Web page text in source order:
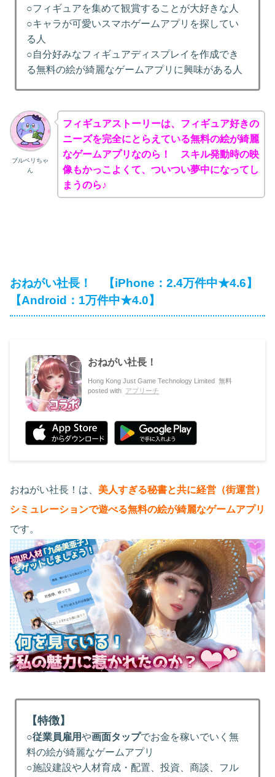
○フィギュアを集めて観賞することが大好きな人
○キャラが可愛いスマホゲームアプリを探してい
る人
○自分好みなフィギュアディスプレイを作成でき
る無料の絵が綺麗なゲームアプリに興味がある人
ブルベリちゃ
ん
フィギュアストーリーは、フィギュア好きの
ニーズを完全にとらえている無料の絵が綺麗
なゲームアプリなのら！ スキル発動時の映
像もかっこよくて、ついつい夢中になってし
まうのら♪
おねがい社長！ 【iPhone：2.4万件中★4.6】
【Android：1万件中★4.0】
おねがい社長！
Hong Kong Just Game Technology Limited 無料
posted with アプリーチ
おねがい社長！は、 美人すぎる秘書と共に経営（街運営）
シミュレーションで遊べる無料の絵が綺麗なゲームアプリ
です。
【特徴】
○従業員雇用や画面タップでお金を稼いでいく無
料の絵が綺麗なゲームアプリ
○施設建設や人材育成・配置、投資、商談、フル